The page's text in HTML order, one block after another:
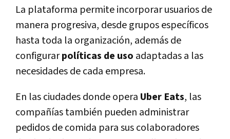
La plataforma permite incorporar usuarios de
manera progresiva, desde grupos específicos
hasta toda la organización, además de
configurarpolíticas de uso adaptadas a las
necesidades de cada empresa.
En las ciudades donde opera Uber Eats, las
compañías también pueden administrar
pedidos de comida para sus colaboradores